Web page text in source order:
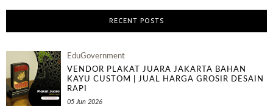
RECENT POSTS
EduGovernment
VENDOR PLAKAT JUARA JAKARTA BAHAN
KAYU CUSTOM | JUAL HARGA GROSIR DESAIN
RAPI
05 Jun 2026